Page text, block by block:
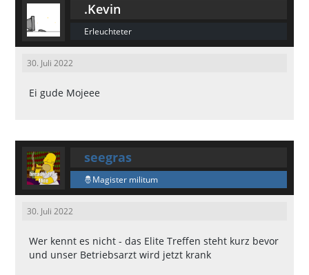
.Kevin
Erleuchteter
30. Juli 2022
Ei gude Mojeee
seegras
Magister militum
30. Juli 2022
Wer kennt es nicht - das Elite Treffen steht kurz bevor
und unser Betriebsarzt wird jetzt krank